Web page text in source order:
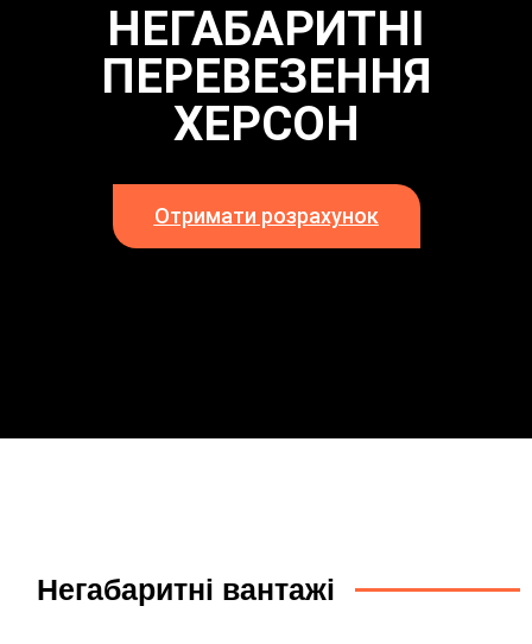
НЕГАБАРИТНІ
ПЕРЕВЕЗЕННЯ
ХЕРСОН
Отримати розрахунок
Негабаритні вантажі